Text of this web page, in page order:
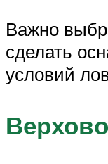
Важно
сделать
условий